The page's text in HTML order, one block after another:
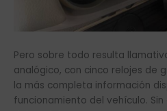
Pero sobre todo resulta
analógico, con cinco relojes de
la más completa información
funcionamiento del vehículo.